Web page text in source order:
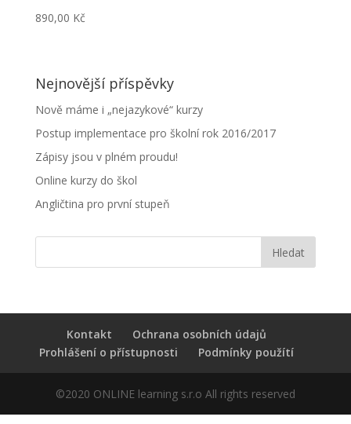
890,00 Kč
Nejnovější příspěvky
Nově máme i „nejazykové“ kurzy
Postup implementace pro školní rok 2016/2017
Zápisy jsou v plném proudu!
Online kurzy do škol
Angličtina pro první stupeň
Kontakt
Ochrana osobních údajů
Prohlášení o přístupnosti
Podmínky použítí
©2020 ONLINE learning s.r.o All rights reserved